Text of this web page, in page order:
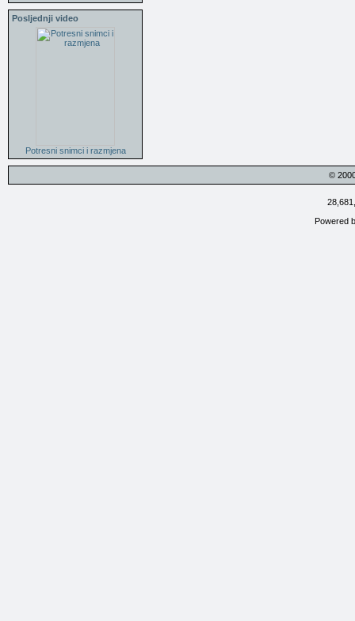
Posljednji video
Potresni snimci i razmjena
©
Powered